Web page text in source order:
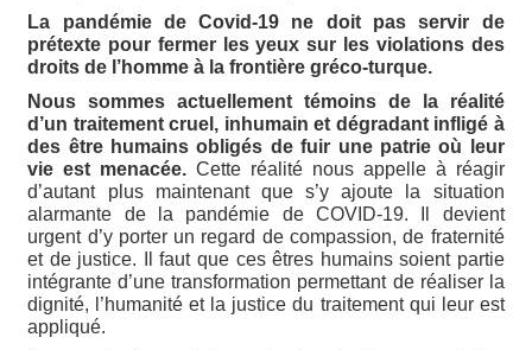
La pandémie de Covid-19 ne doit pas servir de
prétexte pour fermer les yeux sur les violations des
droits de l’homme à la frontière gréco-turque.
Nous sommes actuellement témoins de la réalité
d’un traitement cruel, inhumain et dégradant infligé à
des être humains obligés de fuir une patrie où leur
vie est menacée. Cette réalité nous appelle à réagir
d’autant plus maintenant que s’y ajoute la situation
alarmante de la pandémie de COVID-19. Il devient
urgent d’y porter un regard de compassion, de fraternité
et de justice. Il faut que ces êtres humains soient partie
intégrante d’une transformation permettant de réaliser la
dignité, l’humanité et la justice du traitement qui leur est
appliqué.